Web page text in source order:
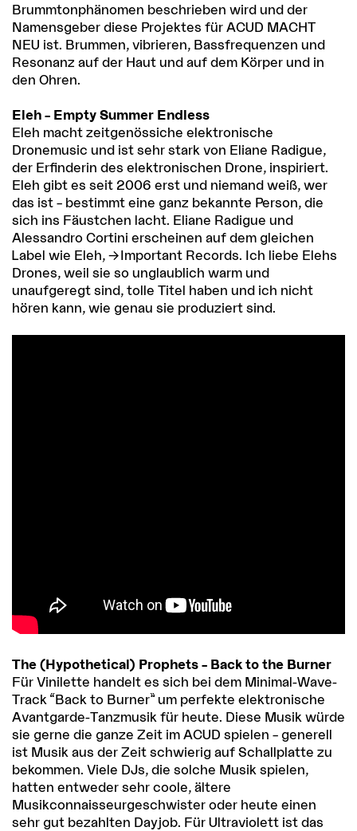
Brummtonphänomen beschrieben wird und der
Namensgeber diese Projektes für ACUD MACHT
NEU ist. Brummen, vibrieren, Bassfrequenzen und
Resonanz auf der Haut und auf dem Körper und in
den Ohren.
Eleh – Empty Summer Endless
Eleh macht zeitgenössiche elektronische
Dronemusic und ist sehr stark von Eliane Radigue,
der Erfinderin des elektronischen Drone, inspiriert.
Eleh gibt es seit 2006 erst und niemand weiß, wer
das ist – bestimmt eine ganz bekannte Person, die
sich ins Fäustchen lacht. Eliane Radigue und
Alessandro Cortini erscheinen auf dem gleichen
Label wie Eleh,
Important Records. Ich liebe Elehs
Drones, weil sie so unglaublich warm und
unaufgeregt sind, tolle Titel haben und ich nicht
hören kann, wie genau sie produziert sind.
The (Hypothetical) Prophets – Back to the Burner
Für Vinilette handelt es sich bei dem Minimal-Wave-
Track “Back to Burner” um perfekte elektronische
Avantgarde-Tanzmusik für heute. Diese Musik würde
sie gerne die ganze Zeit im ACUD spielen – generell
ist Musik aus der Zeit schwierig auf Schallplatte zu
bekommen. Viele DJs, die solche Musik spielen,
hatten entweder sehr coole, ältere
Musikconnaisseurgeschwister oder heute einen
sehr gut bezahlten Dayjob. Für Ultraviolett ist das